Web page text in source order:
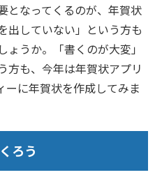
となってくるのが、年賀状
出していない」という方も
うか。「書くのが大変」
方も、今年は年賀状アプリ
ーに年賀状を作成してみま
ろう